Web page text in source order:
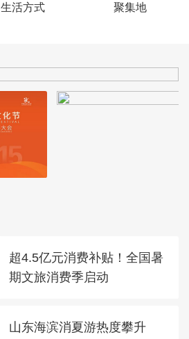
生活方式
聚集地
超4.5亿元消费补贴！全国暑
期文旅消费季启动
山东海滨消夏游热度攀升